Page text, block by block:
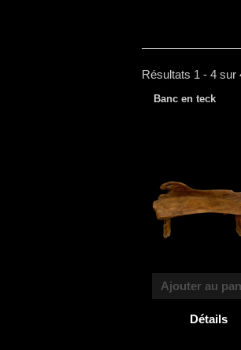
Résultats 1 - 4 sur
Banc en teck
Ajouter au
Détails